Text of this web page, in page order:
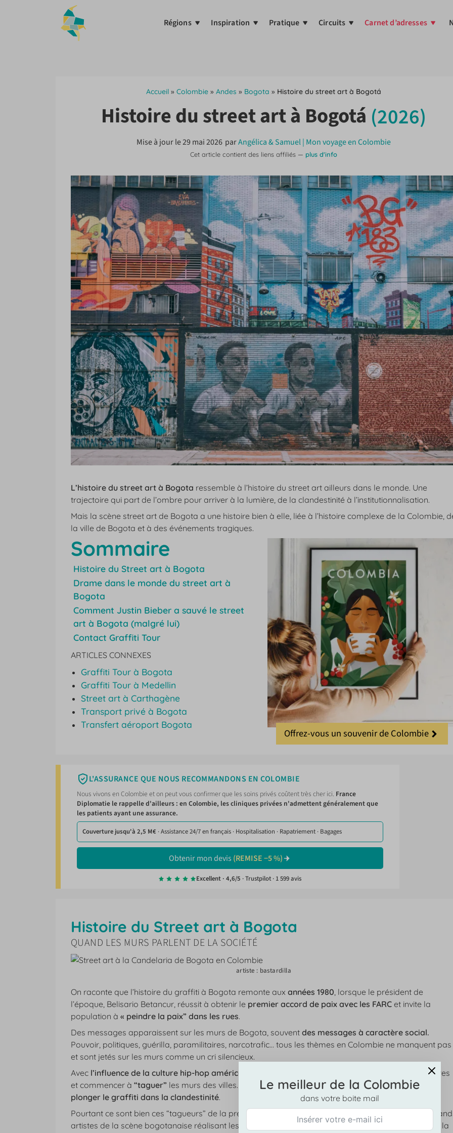
Régions Inspiration Pratique Circuits Carnet d’adresses
Accueil» Colombie» Andes » Bogota » Histoire du street art à Bogotá
Histoire du street art à Bogotá (2026)
Mise à jour le29 mai 2026 parAngélica & Samuel | Mon voyage en Colombie
Cet article contient des liens affiliés — plus d'info
L’histoire du street art à Bogota ressemble à l’histoire du street art ailleurs dans le monde. Une
trajectoire qui part de l’ombre pour arriver à la lumière, de la clandestinité à l’institutionnalisation.
Mais la scène street art de Bogota a une histoire bien à elle, liée à l’histoire complexe de la Colombie,
la ville de Bogota et à des événements tragiques.
Sommaire
Histoire du Street art à Bogota
Drame dans le monde du street art à
Bogota
Comment Justin Bieber a sauvé le street
art à Bogota (malgré lui)
Contact Graffiti Tour
ARTICLES CONNEXES
Graffiti Tour à Bogota
Graffiti Tour à Medellin
Street art à Carthagène
Transport privé à Bogota
Transfert aéroport Bogota
Offrez-vous un souvenir de Colombie
L'ASSURANCE QUE NOUS RECOMMANDONS EN COLOMBIE
Nous vivons en Colombie et on peut vous confirmer que les soins privés coûtent très cher ici. France
Diplomatie le rappelle d'ailleurs : en Colombie, les cliniques privées n'admettent généralement que
les patients ayant une assurance.
Couverture jusqu'à 2,5 M€ · Assistance 24/7 en français · Hospitalisation · Rapatriement · Bagages
Obtenir mon devis (REMISE −5 %)
Excellent · 4,6/5 · Trustpilot · 1 599 avis
Histoire du Street art à Bogota
QUAND LES MURS PARLENT DE LA SOCIÉTÉ
artiste : bastardilla
On raconte que l’histoire du graffiti à Bogota remonte aux années 1980 , lorsque le président de
l’époque, Belisario Betancur, réussit à obtenir le premier accord de paix avec les FARCet invite la
population à « peindre la paix” dans les rues.
Des messages apparaissent sur les murs de Bogota, souvent des messages à caractère social.
Pouvoir, politiques, guérilla, paramilitaires, narcotrafic… tous les thèmes en Colombie ne manquent pas
et sont jetés sur les murs comme un cri silencieux.
Avecl’influence de la culture hip-hop américaine,
des jeunes vont s’emparer de bombes de peintures
et commencer à “taguer” les murs des villes. Ce mouvement va générer de l’incompréhension et
plonger le graffiti dans la clandestinité.
Pourtant ce sont bien ces “tagueurs” de la première époque qui vont devenir par la suite les plus
artistes de la scène bogotanaise réalisant les immenses fresques colorées qui font la réputation de la
Le meilleur de la Colombie
dans votre boite mail